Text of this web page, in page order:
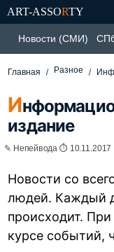
ART-ASSORTY
Новости (СМИ)
Главная Разное
И
издание
✎ Непейвода ⏱
Новости со
людей. Каждый
происходит.
курсе событий,